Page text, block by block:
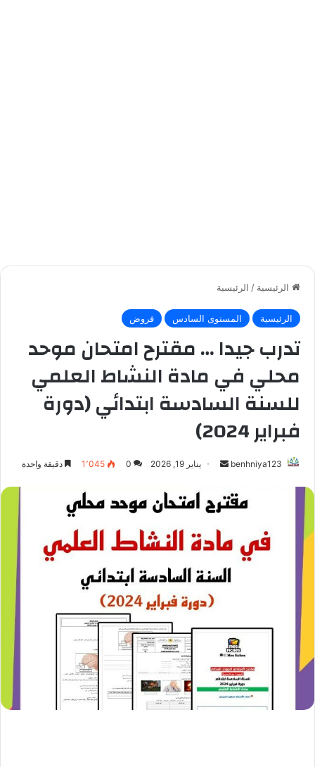
الرئيسية / الرئيسية
الرئيسية المستوى السادس فروض
تدرب جيدا … مقترح امتحان موحد
محلي في مادة النشاط العلمي
للسنة السادسة ابتدائي (دورة
فبراير 2024)
benhniya123
أرسل
إلكترونيا
يناير 19, 2026 0 1٬045 دقيقة واحدة